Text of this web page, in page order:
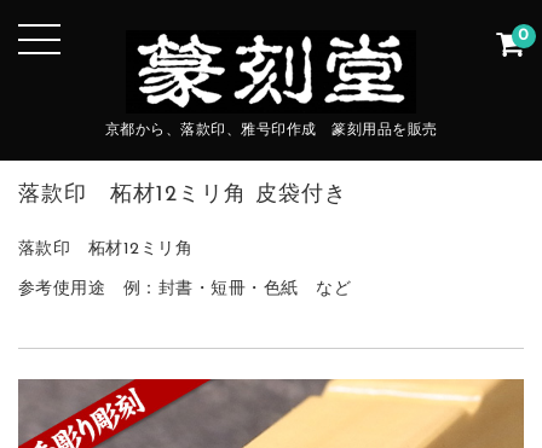
京都から、落款印、雅号印作成 篆刻用品を販売
0
落款印 柘材12ミリ角 皮袋付き
落款印 柘材12ミリ角
参考使用途 例：封書・短冊・色紙 など